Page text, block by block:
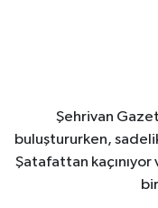
Şehrivan
buluştururken,
Şatafattan